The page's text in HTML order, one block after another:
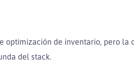
optimización de inventario, pero
del stack.